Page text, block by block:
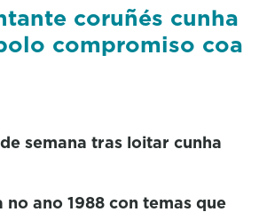
coruñés cunha
compromiso coa
semana tras loitar cunha
ano 1988 con temas que